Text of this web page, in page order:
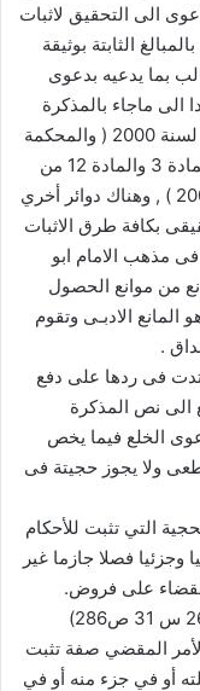
الى التحقيق لاثبات
الثابتة بوثيقة
بما يدعيه بدعوى
الى ماجاء بالمذكرة
الايضاحية لنص المادة 20 من القانون رقم 1 لسنة 2000 ( والمحكمة
المختصة هى محكمة الاسرة استنادا لنص المادة 3 والمادة 12 من
قانون إنشاء محاكم الأسرة رقم 10 لسنة 2004 ) , وهناك دوائر أخري
بكافة طرق الاثبات
فى مذهب الامام ابو
من موانع الحصول
الادبـى وتقوم
.
فى ردها على دفع
الى نص المذكرة
الخلع فيما يخص
ولا يجوز حجيتة فى
التي تثبت للأحكام
فصلا جازما غير
على فروض.
المقضي صفة تثبت
أو في جزء منه أو في